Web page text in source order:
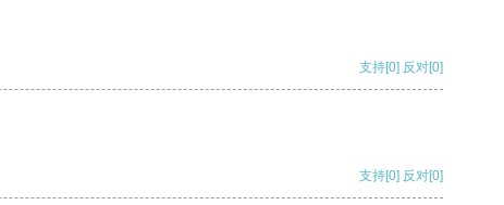
支持[0] 反对[0]
支持[0] 反对[0]